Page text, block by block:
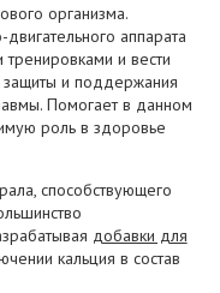
организма.
аппарата
тренировками и вести
защиты и поддержания
Помогает в данном
роль в здоровье
способствующего
добавки для
кальция в состав